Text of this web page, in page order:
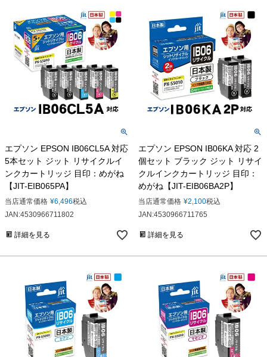
エプソン EPSON IB06CL5A 対応
5本セット ジット リサイクルイ
ンクカートリッジ 目印：めがね
【JIT-EIB065PA】
当店通常価格 ¥6,496税込
JAN:4530966711802
詳細を見る
エプソン EPSON IB06KA 対応 2
個セット ブラック ジット リサイ
クルインクカートリッジ 目印：
めがね【JIT-EIB06BA2P】
当店通常価格 ¥2,100税込
JAN:4530966711765
詳細を見る